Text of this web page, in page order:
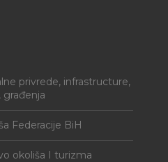
privrede, infrastructure,
Federacije BiH
okoliša I turizma